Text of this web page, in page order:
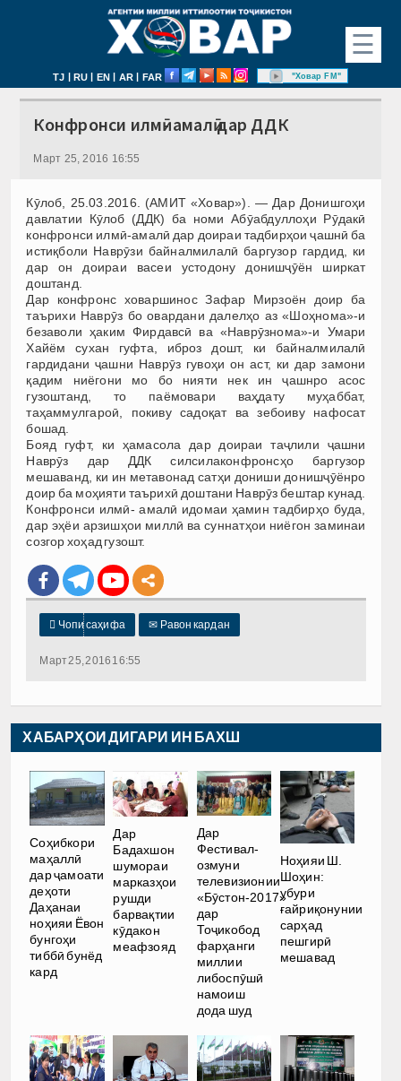
☰
TJ | RU | EN | AR | FAR "Ховар FM"
Конфронси илмӣ- амалӣ дар ДДК
Март 25, 2016 16:55
Кӯлоб, 25.03.2016. (АМИТ «Ховар»). — Дар Донишгоҳи
давлатии Кӯлоб (ДДК) ба номи Абӯабдуллоҳи Рӯдакӣ
конфронси илмӣ-амалӣ дар доираи тадбирҳои ҷашнӣ ба
истиқболи Наврӯзи байналмилалӣ баргузор гардид, ки
дар он доираи васеи устодону донишҷӯён ширкат
доштанд.
Дар конфронс ховаршинос Зафар Мирзоён доир ба
таърихи Наврӯз бо овардани далелҳо аз «Шоҳнома»-и
безаволи ҳаким Фирдавсӣ ва «Наврӯзнома»-и Умари
Хайём сухан гуфта, иброз дошт, ки байналмилалӣ
гардидани ҷашни Наврӯз гувоҳи он аст, ки дар замони
қадим ниёгони мо бо нияти нек ин ҷашнро асос
гузоштанд, то паёмовари ваҳдату муҳаббат,
таҳаммулгароӣ, покиву садоқат ва зебоиву нафосат
бошад.
Бояд гуфт, ки ҳамасола дар доираи таҷлили ҷашни
Наврӯз дар ДДК силсилаконфронсҳо баргузор
мешаванд, ки ин метавонад сатҳи дониши донишҷӯёнро
доир ба моҳияти таърихӣ доштани Наврӯз бештар кунад.
Конфронси илмӣ- амалӣ идомаи ҳамин тадбирҳо буда,
дар эҳёи арзишҳои миллӣ ва суннатҳои ниёгон заминаи
созгор хоҳад гузошт.
 Чопи саҳифа ✉ Равон кардан
Март 25, 2016 16:55
ХАБАРҲОИ ДИГАРИ ИН БАХШ
Соҳибкори
маҳаллӣ
дар ҷамоати
деҳоти
Даҳанаи
ноҳияи Ёвон
бунгоҳи
тиббӣ бунёд
кард
Дар
Бадахшон
шумораи
марказҳои
рушди
барвақтии
кӯдакон
меафзояд
Дар
Фестивал-
озмуни
телевизионии
«Бӯстон-2017»
дар
Тоҷикобод
фарҳанги
миллии
либоспӯшӣ
намоиш
дода шуд
Ноҳияи Ш.
Шоҳин:
убури
ғайриқонунии
сарҳад
пешгирӣ
мешавад